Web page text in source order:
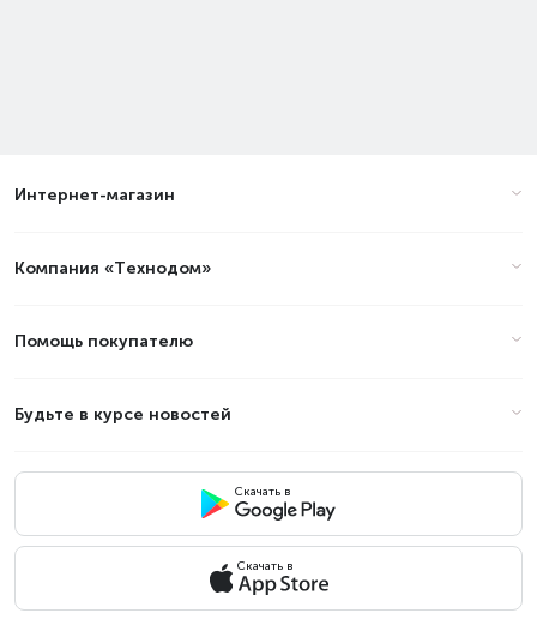
Интернет-магазин
Компания «Технодом»
Помощь покупателю
Будьте в курсе новостей
Скачать в
Скачать в